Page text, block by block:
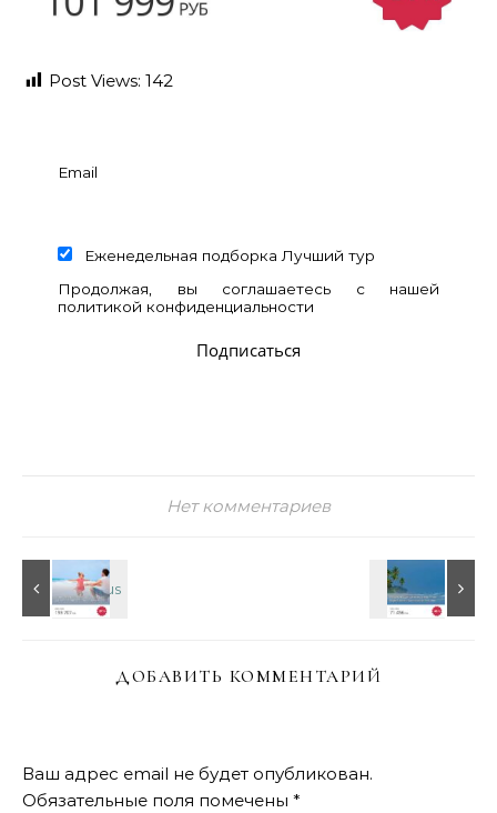
Post Views: 142
Email
Еженедельная подборка Лучший тур
Продолжая, вы соглашаетесь с нашей
политикой конфиденциальности
Нет комментариев
ДОБАВИТЬ КОММЕНТАРИЙ
Ваш адрес email не будет опубликован.
Обязательные поля помечены *